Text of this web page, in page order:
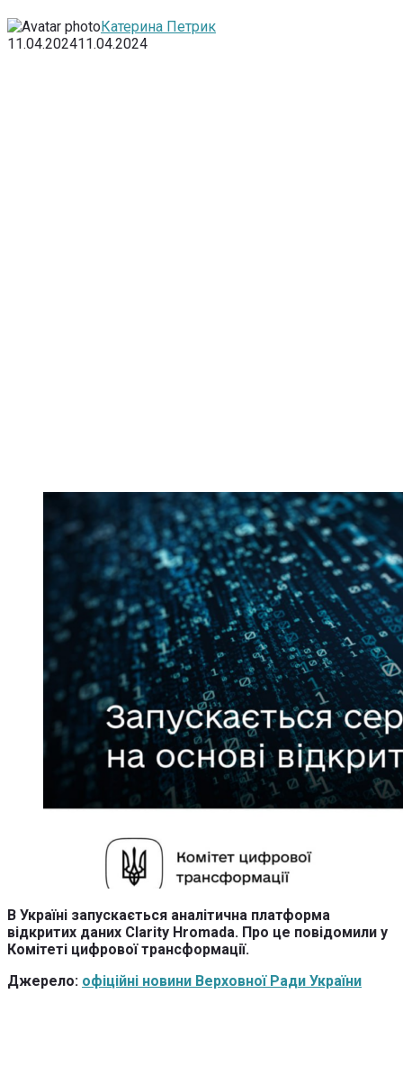
Катерина Петрик
11.04.202411.04.2024
В Україні запускається аналітична платформа
відкритих даних Clarity Hromada. Про це повідомили у
Комітеті цифрової трансформації.
Джерело: офіційні новини Верховної Ради України